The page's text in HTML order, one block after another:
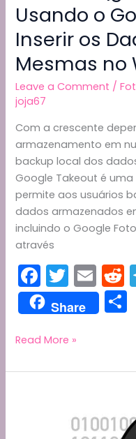
Usando o
Inserir os
Mesmas no
Leave a Comment /
joja67
Com a crescente
armazenamento em
backup local dos
Google Takeout é
permite aos usuários
dados armazenados
incluindo o Google
através
F
a
c
e
b
T
w
itt
er
E
m
ai d
t
Share
Como
Todas
Read More »